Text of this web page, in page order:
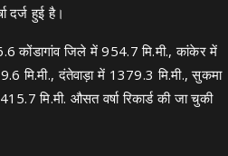
दर्ज हुई है।
कोंडागांव जिले में 954.7 मि.मी., कांकेर में
मि.मी., दंतेवाड़ा में 1379.3 मि.मी., सुकमा
मि.मी. औसत वर्षा रिकार्ड की जा चुकी